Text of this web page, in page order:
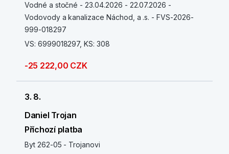
Vodné a stočné - 23.04.2026 - 22.07.2026 -
Vodovody a kanalizace Náchod, a .s. - FVS-2026-
999-018297
VS: 6999018297, KS: 308
-25 222,00 CZK
3. 8.
Daniel Trojan
Příchozí platba
Byt 262-05 - Trojanovi